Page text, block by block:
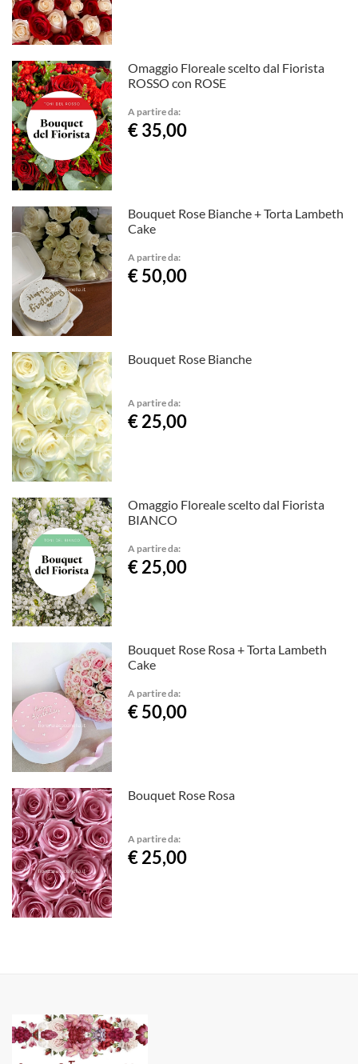
Omaggio Floreale scelto dal Fiorista
ROSSO con ROSE
A partire da:
€ 35,00
Bouquet Rose Bianche + Torta Lambeth
Cake
A partire da:
€ 50,00
Bouquet Rose Bianche
A partire da:
€ 25,00
Omaggio Floreale scelto dal Fiorista
BIANCO
A partire da:
€ 25,00
Bouquet Rose Rosa + Torta Lambeth
Cake
A partire da:
€ 50,00
Bouquet Rose Rosa
A partire da:
€ 25,00